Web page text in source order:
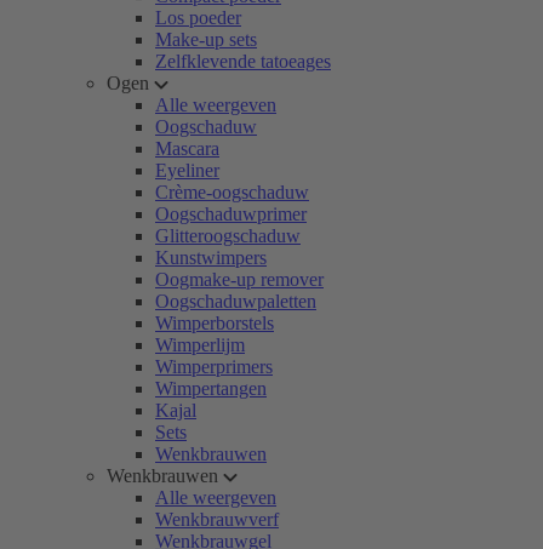
Los poeder
Make-up sets
Zelfklevende tatoeages
Ogen
Alle weergeven
Oogschaduw
Mascara
Eyeliner
Crème-oogschaduw
Oogschaduwprimer
Glitteroogschaduw
Kunstwimpers
Oogmake-up remover
Oogschaduwpaletten
Wimperborstels
Wimperlijm
Wimperprimers
Wimpertangen
Kajal
Sets
Wenkbrauwen
Wenkbrauwen
Alle weergeven
Wenkbrauwverf
Wenkbrauwgel